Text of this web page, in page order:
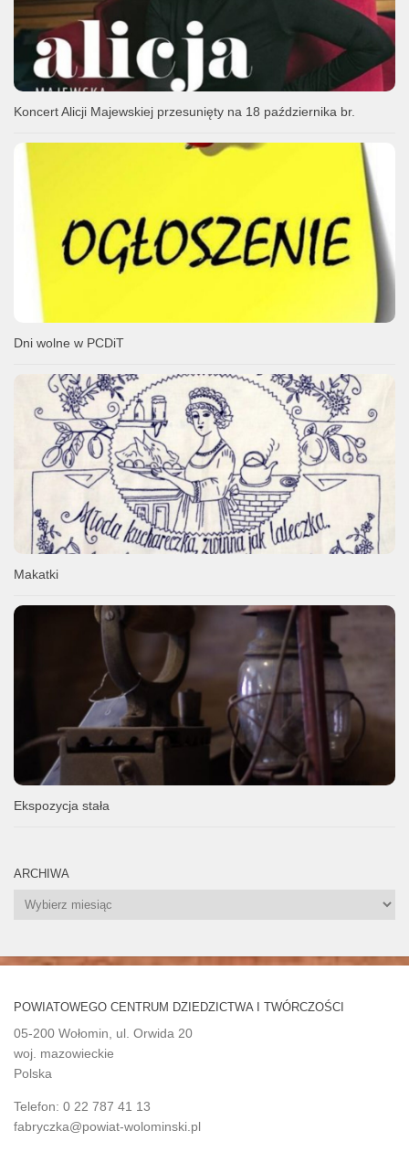
Koncert Alicji Majewskiej przesunięty na 18 października br.
Dni wolne w PCDiT
Makatki
Ekspozycja stała
ARCHIWA
Archiwa
POWIATOWEGO CENTRUM DZIEDZICTWA I TWÓRCZOŚCI
05-200 Wołomin, ul. Orwida 20
woj. mazowieckie
Polska
Telefon: 0 22 787 41 13
fabryczka@powiat-wolominski.pl